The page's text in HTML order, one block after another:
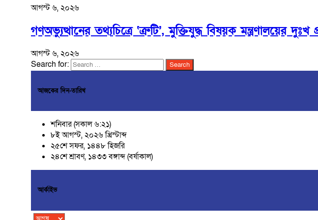
আগস্ট ৬, ২০২৬
গণঅভ্যুত্থানের তথ্যচিত্রে ‘ত্রুটি’, মুক্তিযুদ্ধ বিষয়ক মন্ত্রণালয়ের দুঃখ
আগস্ট ৬, ২০২৬
Search for:
আজকের দিন-তারিখ
শনিবার (সকাল ৬:২১)
৮ই আগস্ট, ২০২৬ খ্রিস্টাব্দ
২৫শে সফর, ১৪৪৮ হিজরি
২৪শে শ্রাবণ, ১৪৩৩ বঙ্গাব্দ (বর্ষাকাল)
আর্কাইভ